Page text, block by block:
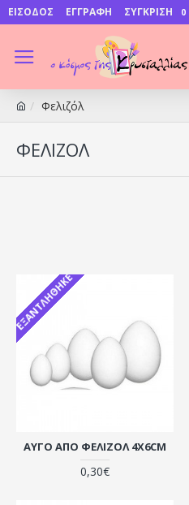
ΕΊΣΟΔΟΣ ΕΓΓΡΑΦΉ ΣΎΓΚΡΙΣΗ 0
Φελιζόλ
ΦΕΛΙΖΌΛ
ΕΞΑΝΤΛΉΘΗΚΕ
ΑΥΓΌ ΑΠΟ ΦΕΛΙΖΌΛ 4X6CM
0,30€